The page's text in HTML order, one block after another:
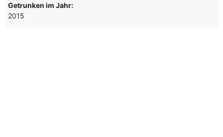
Getrunken im Jahr:
2015